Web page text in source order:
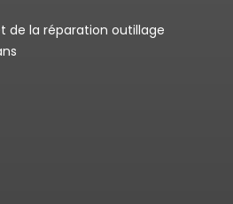
de la réparation outillage